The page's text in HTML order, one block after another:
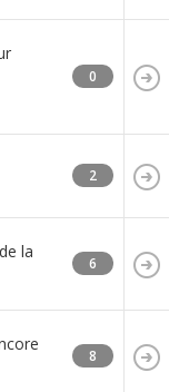
0
2
la
6
8